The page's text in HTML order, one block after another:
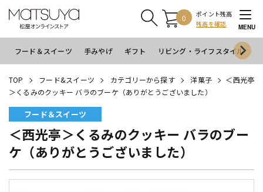
0
ポイント残高
残高を確認
MENU
フード＆スイーツ 手みやげ ギフト リビング・ライフスタイル
TOP フード&スイーツ カテゴリーから探す 洋菓子
＜西光亭
＞くるみのクッキー バラのブーケ（ありがとうございました）
フード＆スイーツ
＜西光亭＞くるみのクッキー バラのブー
ケ（ありがとうございました）